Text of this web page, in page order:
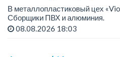
В металлопластиковый цех
Сборщики ПВХ и алюминия.
График работы: 5/2, с 08.00 до
08.08.2026 18:03